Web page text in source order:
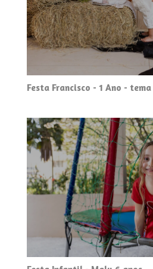
Festa Francisco - 1 Ano -